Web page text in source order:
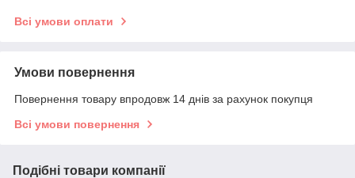
Всі умови оплати
Умови повернення
Повернення товару впродовж 14 днів за рахунок покупця
Всі умови повернення
Подібні товари компанії